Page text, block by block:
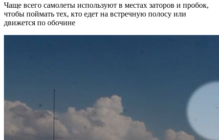
Чаще всего самолеты используют в местах заторов и пробок,
чтобы поймать тех, кто едет на встречную полосу или
движется по обочине